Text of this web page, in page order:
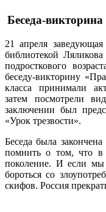
Беседа-
21 апреля
библиотекой
подросткового
беседу-викторину
класса принимали
затем посмотрели
заключении был
«Урок трезвости».
Беседа была
помнить о том, что в
поколение. И если
бороться со
скифов. Россия